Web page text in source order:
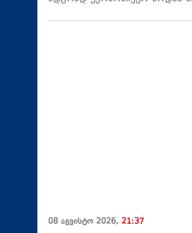
08 აგვისტო 2026, 21:37